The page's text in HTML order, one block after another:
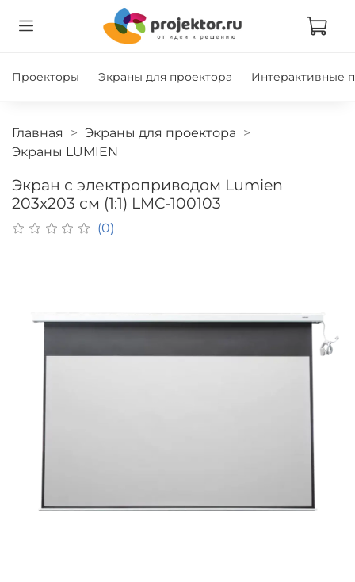
Проекторы Экраны для проектора Интерактивные
Главная
Экраны для проектора
Экраны LUMIEN
Экран с электроприводом Lumien
203x203 см (1:1) LMC-100103
(0)